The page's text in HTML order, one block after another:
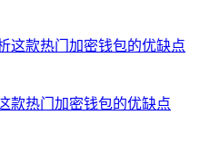
款热门加密钱包的优缺点